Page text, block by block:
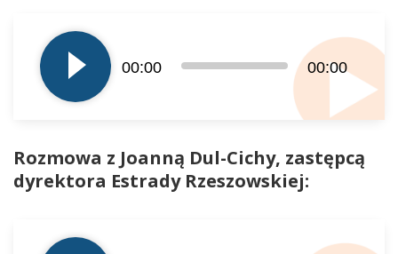
plików
dźwiękowych
00:00 00:00
Rozmowa z Joanną Dul-Cichy, zastępcą
dyrektora Estrady Rzeszowskiej:
plików